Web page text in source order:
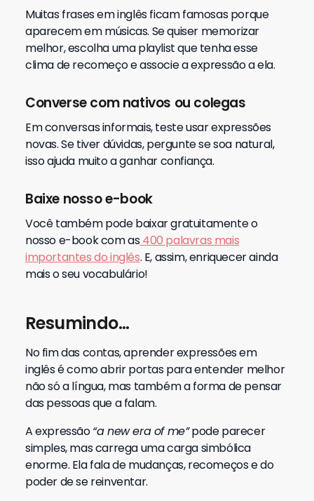
Muitas frases em inglês ficam famosas porque
aparecem em músicas. Se quiser memorizar
melhor, escolha uma playlist que tenha esse
clima de recomeço e associe a expressão a ela.
Converse com nativos ou colegas
Em conversas informais, teste usar expressões
novas. Se tiver dúvidas, pergunte se soa natural,
isso ajuda muito a ganhar confiança.
Baixe nosso e-book
Você também pode baixar gratuitamente o
nosso e-book com as400 palavras mais
importantes do inglês. E, assim, enriquecer ainda
mais o seu vocabulário!
Resumindo…
No fim das contas, aprender expressões em
inglês é como abrir portas para entender melhor
não só a língua, mas também a forma de pensar
das pessoas que a falam.
A expressão“a new era of me”pode parecer
simples, mas carrega uma carga simbólica
enorme. Ela fala de mudanças, recomeços e do
poder de se reinventar.